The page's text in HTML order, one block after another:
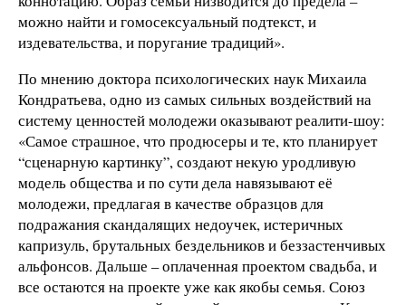
можно найти и гомосексуальный подтекст, и
издевательства, и поругание традиций».
По мнению доктора психологических наук Михаила
Кондратьева, одно из самых сильных воздействий на
систему ценностей молодежи оказывают реалити-шоу:
«Самое страшное, что продюсеры и те, кто планирует
“сценарную картинку”, создают некую уродливую
модель общества и по сути дела навязывают её
молодежи, предлагая в качестве образцов для
подражания скандалящих недоучек, истеричных
капризуль, брутальных бездельников и беззастенчивых
альфонсов. Дальше – оплаченная проектом свадьба, и
все остаются на проекте уже как якобы семья. Союз